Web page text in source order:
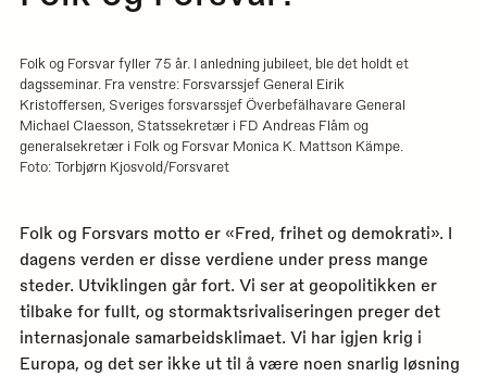
Folk og Forsvar fyller 75 år. I anledning jubileet, ble det holdt et
dagsseminar. Fra venstre: Forsvarssjef General Eirik
Kristoffersen, Sveriges forsvarssjef Överbefälhavare General
Michael Claesson, Statssekretær i FD Andreas Flåm og
generalsekretær i Folk og Forsvar Monica K. Mattson Kämpe.
Foto: Torbjørn Kjosvold/Forsvaret
Folk og Forsvars motto er «Fred, frihet og demokrati». I
dagens verden er disse verdiene under press mange
steder. Utviklingen går fort. Vi ser at geopolitikken er
tilbake for fullt, og stormaktsrivaliseringen preger det
internasjonale samarbeidsklimaet. Vi har igjen krig i
Europa, og det ser ikke ut til å være noen snarlig løsning